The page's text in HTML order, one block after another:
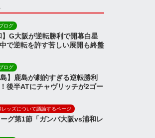
l
ログ
】G大阪が逆転勝利で開幕白星
で逆転を許す苦しい展開も終盤
ログ
】鹿島が劇的すぎる逆転勝利
後半ATにチャヴリッチが2ゴー
レッズについて議論するページ
グ第1節「ガンバ大阪vs浦和レ